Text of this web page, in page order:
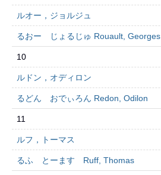
ルオー，ジョルジュ
るおー じょるじゅ Rouault, Georges
10
ルドン，オディロン
るどん おでぃろん Redon, Odilon
11
ルフ，トーマス
るふ とーます Ruff, Thomas